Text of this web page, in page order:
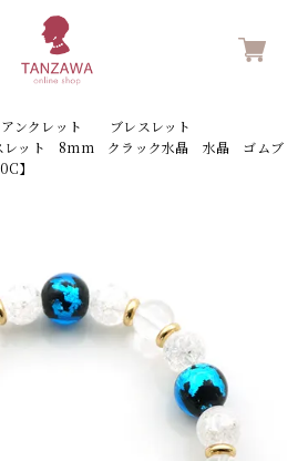
ンクレット
ブレスレット
スレット 8mm クラック水晶 水晶 ゴムブ
】